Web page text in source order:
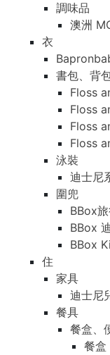
調味品
澳洲
衣
書包、背
Floss
Floss
Floss
Floss
泳裝
迪士尼
圍兜
BBox
BBox
BBox
住
家具
迪士尼
餐具
餐盒、
餐盒